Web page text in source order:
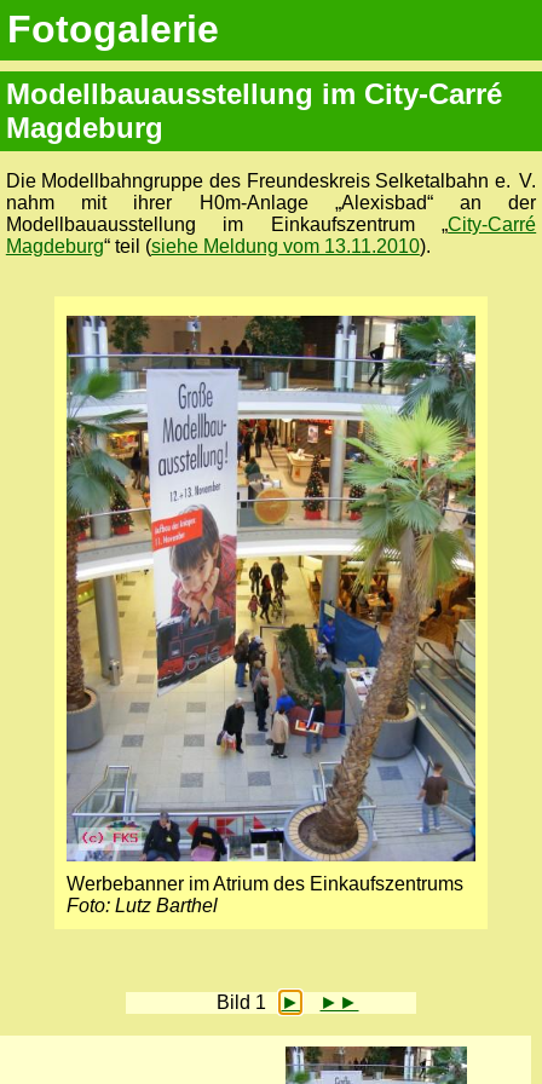
Fotogalerie
Modellbauausstellung im City-Carré
Magdeburg
Die Modellbahngruppe des Freundeskreis Selketalbahn e. V.
nahm mit ihrer H0m-Anlage „Alexisbad“ an der
Modellbauausstellung im Einkaufszentrum „City-Carré
Magdeburg“ teil (siehe Meldung vom 13.11.2010).
Werbebanner im Atrium des Einkaufszentrums
Foto: Lutz Barthel
Bild 1 ► ►►